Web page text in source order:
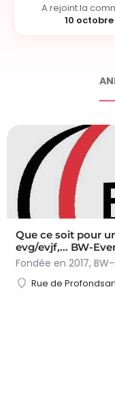
A rejoint la
10 octobre
Que ce soit pour
evg/evjf,... BW-
Rue de